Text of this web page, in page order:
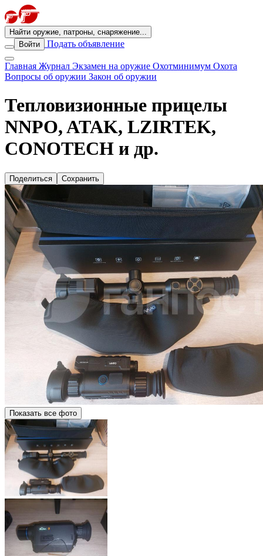
Найти оружие, патроны, снаряжение...
Войти
Подать объявление
Главная Журнал Экзамен на оружие Охотминимум Охота
Вопросы об оружии Закон об оружии
Тепловизионныe прицелы
NNPO, ATAK, LZIRTEK,
CONOTECH и др.
Поделиться Сохранить
Показать все фото